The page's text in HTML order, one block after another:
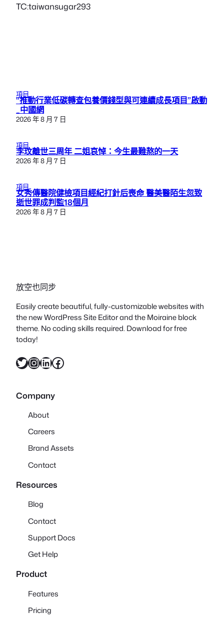
TC:taiwansugar293
項目
“推動行業低碳轉查包養價錢型與可連續成長項目”啟動
_中國網
2026 年 8 月 7 日
項目
李玟離世三周年 二姐哀悼：今生最難熬的一天
2026 年 8 月 7 日
項目
女秀傳醫院健檢項目經紀打針后喪命 醫美醫陌生忽致
逝世罪成判監18個月
2026 年 8 月 7 日
放空也同步
Easily create beautiful, fully-customizable websites with
the new WordPress Site Editor and the Moiraine block
theme. No coding skills required. Download for free
today!
X InstagramLinkedIn Facebook
Company
About
Careers
Brand Assets
Contact
Resources
Blog
Contact
Support Docs
Get Help
Product
Features
Pricing